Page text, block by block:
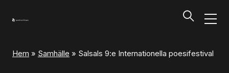
Program och biljetter
Hem » Samhälle » Salsals 9:e Internationella poesifestival